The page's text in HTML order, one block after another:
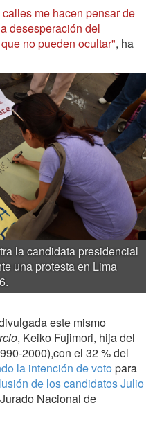
me hacen pensar de
desesperación del
no pueden ocultar", ha
la candidata presidencial
una protesta en Lima
este mismo
, Keiko Fujimori, hija del
2000),con el 32 % del
la intención de voto para
de los candidatos Julio
Nacional de